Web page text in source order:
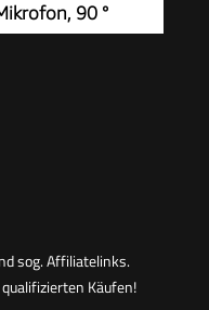
90 °
sog. Affiliatelinks.
Käufen!